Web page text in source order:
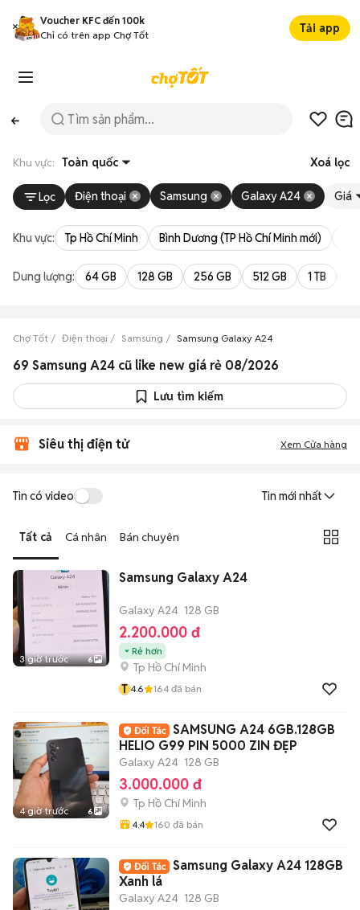
Voucher KFC đến 100k
Chỉ có trên app Chợ Tốt
Tải app
Khu vực: Toàn quốc Xoá lọc
Lọc Điện thoại Samsung Galaxy A24 Giá
Khu vực: Tp Hồ Chí Minh Bình Dương (TP Hồ Chí Minh mới)
Dung lượng: 64 GB 128 GB 256 GB 512 GB 1 TB
Chợ Tốt Điện thoại Samsung Samsung Galaxy A24
69 Samsung A24 cũ like new giá rẻ 08/2026
Lưu tìm kiếm
Siêu thị điện tử Xem Cửa hàng
Tin có video Tin mới nhất
Tất cả Cá nhân Bán chuyên
3 giờ trước 6
Samsung Galaxy A24
Galaxy A24 128 GB
2.200.000 đ
Rẻ hơn
Tp Hồ Chí Minh
T 4.6 164 đã bán
4 giờ trước 6
SAMSUNG A24 6GB.128GB
HELIO G99 PIN 5000 ZIN ĐẸP
Galaxy A24 128 GB
3.000.000 đ
Tp Hồ Chí Minh
4.4 160 đã bán
Samsung Galaxy A24 128GB
Xanh lá
Galaxy A24 128 GB